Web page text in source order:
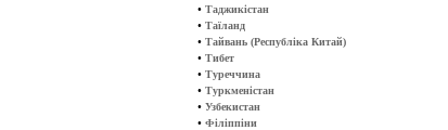
• Таджикістан
• Таїланд
• Тайвань (Республіка Китай)
• Тибет
• Туреччина
• Туркменістан
• Узбекистан
• Філіппіни